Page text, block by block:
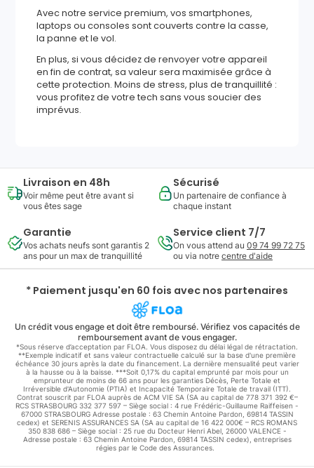
Avec notre service premium, vos smartphones,
laptops ou consoles sont couverts contre la casse,
la panne et le vol.
En plus, si vous décidez de renvoyer votre appareil
en fin de contrat, sa valeur sera maximisée grâce à
cette protection. Moins de stress, plus de tranquillité :
vous profitez de votre tech sans vous soucier des
imprévus.
Livraison en 48h
Voir même peut être avant si
vous êtes sage
Sécurisé
Un partenaire de confiance à
chaque instant
Garantie
Vos achats neufs sont garantis 2
ans pour un max de tranquillité
Service client 7/7
On vous attend au 09 74 99 72 75
ou via notre centre d'aide
* Paiement jusqu'en 60 fois avec nos partenaires
Un crédit vous engage et doit être remboursé. Vérifiez vos capacités de
remboursement avant de vous engager.
*Sous réserve d’acceptation par FLOA. Vous disposez du délai légal de rétractation.
**Exemple indicatif et sans valeur contractuelle calculé sur la base d'une première
échéance 30 jours après la date du financement. La dernière mensualité peut varier
à la hausse ou à la baisse. ***Soit 0,17% du capital emprunté par mois pour un
emprunteur de moins de 66 ans pour les garanties Décès, Perte Totale et
Irréversible d'Autonomie (PTIA) et Incapacité Temporaire Totale de travail (ITT).
Contrat souscrit par FLOA auprès de ACM VIE SA (SA au capital de 778 371 392 €–
RCS STRASBOURG 332 377 597 – Siège social : 4 rue Frédéric-Guillaume Raiffeisen -
67000 STRASBOURG Adresse postale : 63 Chemin Antoine Pardon, 69814 TASSIN
cedex) et SERENIS ASSURANCES SA (SA au capital de 16 422 000€ – RCS ROMANS
350 838 686 – Siège social : 25 rue du Docteur Henri Abel, 26000 VALENCE -
Adresse postale : 63 Chemin Antoine Pardon, 69814 TASSIN cedex), entreprises
régies par le Code des Assurances.